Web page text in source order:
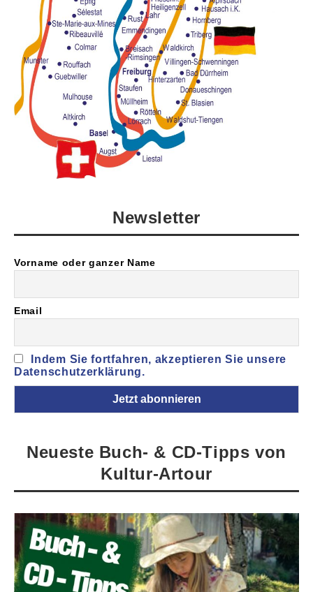
Newsletter
Vorname oder ganzer Name
Email
Indem Sie fortfahren, akzeptieren Sie unsere
Datenschutzerklärung.
Neueste Buch- & CD-Tipps von
Kultur-Artour